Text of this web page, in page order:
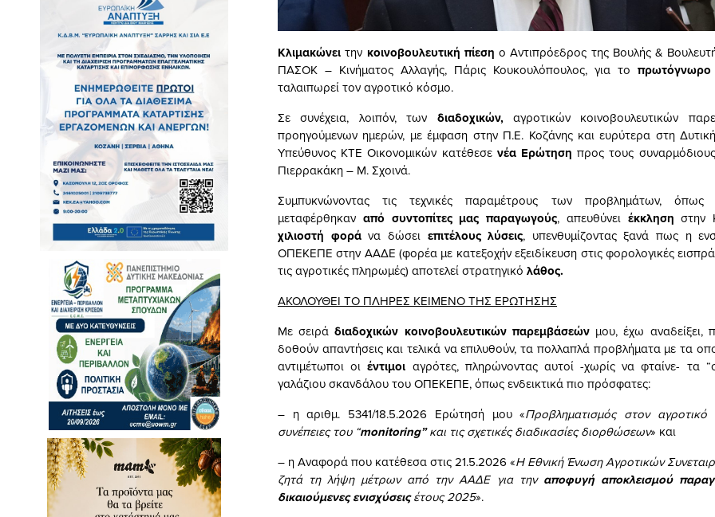
Κλιμακώνειτην κοινοβουλευτική πίεση ο Αντιπρόεδρος της Βουλής &
ΠΑΣΟΚ – Κινήματος Αλλαγής, Πάρις Κουκουλόπουλος, για το
ταλαιπωρεί τον αγροτικό κόσμο.
Σε συνέχεια, λοιπόν, των διαδοχικών,αγροτικών κοινοβουλευτικών
προηγούμενων ημερών, με έμφαση στην Π.Ε. Κοζάνης και ευρύτερα στη
Υπεύθυνος ΚΤΕ Οικονομικών κατέθεσε νέα Ερώτηση προς τους
Πιερρακάκη – Μ. Σχοινά.
Συμπυκνώνοντας τις τεχνικές παραμέτρους των προβλημάτων,
μεταφέρθηκαν από συντοπίτες μας παραγωγούς, απευθύνει έκκλησηστην
χιλιοστή φοράνα δώσει επιτέλους λύσεις, υπενθυμίζοντας ξανά πως η
ΟΠΕΚΕΠΕ στην ΑΑΔΕ (φορέα με κατεξοχήν εξειδίκευση στις φορολογικές
τις αγροτικές πληρωμές) αποτελεί στρατηγικό λάθος.
ΑΚΟΛΟΥΘΕΙ ΤΟ ΠΛΗΡΕΣ ΚΕΙΜΕΝΟ ΤΗΣ ΕΡΩΤΗΣΗΣ
Με σειράδιαδοχικών κοινοβουλευτικών παρεμβάσεώνμου, έχω αναδείξει,
δοθούν απαντήσεις και τελικά να επιλυθούν, τα πολλαπλά προβλήματα με τα
αντιμέτωποι οιέντιμοι αγρότες, πληρώνοντας αυτοί -χωρίς να φταίνε- τα
γαλάζιου σκανδάλου του ΟΠΕΚΕΠΕ, όπως ενδεικτικά πιο πρόσφατες:
– η αριθμ. 5341/18.5.2026 Ερώτησή μου «Προβληματισμός στον αγροτικό
συνέπειες του “monitoring”και τις σχετικές διαδικασίες διορθώσεων» και
– η Αναφορά που κατέθεσα στις 21.5.2026 «Η Εθνική Ένωση Αγροτικών
ζητά τη λήψη μέτρων από την ΑΑΔΕ για την αποφυγή αποκλεισμού
δικαιούμενες ενισχύσειςέτους 2025».